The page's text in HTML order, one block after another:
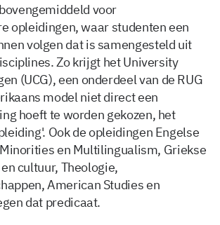
voor
opleidingen, waar studenten een
volgen dat is samengesteld uit
Zo krijgt het University
(UCG), een onderdeel van de RUG
model niet direct een
hoeft te worden gekozen, het
Ook de opleidingen Engelse
en Multilingualism, Griekse
cultuur, Theologie,
American Studies en
dat predicaat.